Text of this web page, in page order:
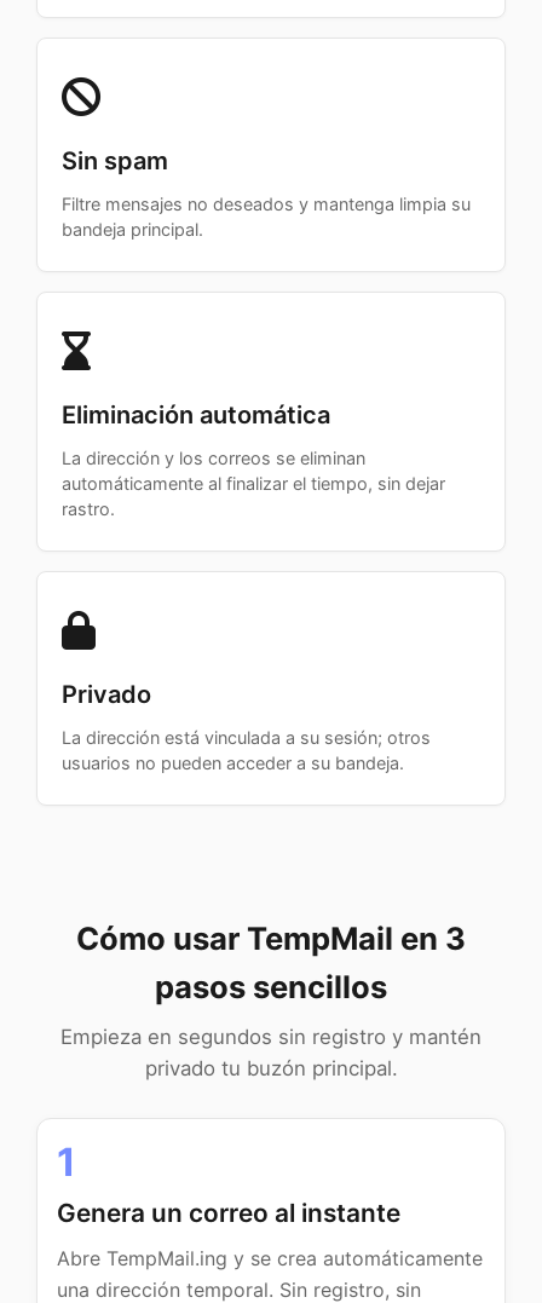
Sin spam
Filtre mensajes no deseados y mantenga limpia su
bandeja principal.
Eliminación automática
La dirección y los correos se eliminan
automáticamente al finalizar el tiempo, sin dejar
rastro.
Privado
La dirección está vinculada a su sesión; otros
usuarios no pueden acceder a su bandeja.
Cómo usar TempMail en 3
pasos sencillos
Empieza en segundos sin registro y mantén
privado tu buzón principal.
1
Genera un correo al instante
Abre TempMail.ing y se crea automáticamente
una dirección temporal. Sin registro, sin